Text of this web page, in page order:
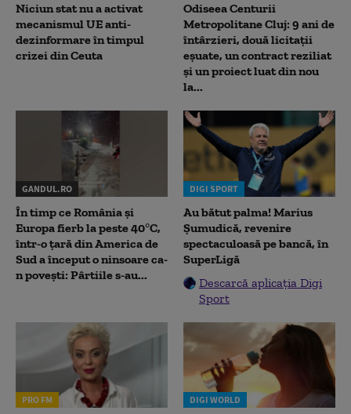
Niciun stat nu a activat
mecanismul UE anti-
dezinformare în timpul
crizei din Ceuta
Odiseea Centurii
Metropolitane Cluj: 9 ani de
întârzieri, două licitații
eșuate, un contract reziliat
și un proiect luat din nou
la...
GANDUL.RO
În timp ce România și
Europa fierb la peste 40°C,
într-o țară din America de
Sud a început o ninsoare ca-
n povești: Pârtiile s-au...
DIGI SPORT
Au bătut palma! Marius
Șumudică, revenire
spectaculoasă pe bancă, în
SuperLigă
Descarcă aplicația Digi
Sport
PRO FM DIGI WORLD